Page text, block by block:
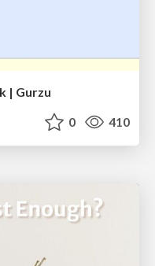
| Gurzu
0 410